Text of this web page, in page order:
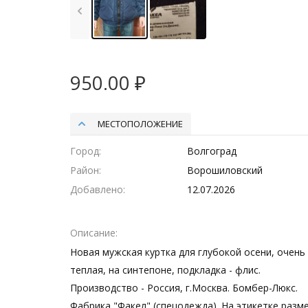
950.00 ₽
МЕСТОПОЛОЖЕНИЕ
Город
Волгоград
Район
Ворошиловский
Добавлено
12.07.2026
Описание
Новая мужская куртка для глубокой осени, очень
теплая, на синтепоне, подкладка - флис.
Производство - Россия, г.Москва. Бомбер-Люкс.